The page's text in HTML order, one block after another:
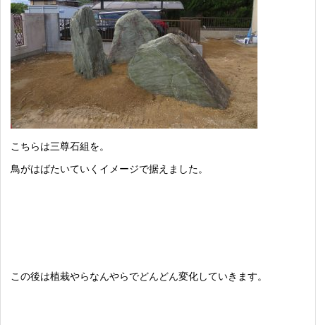
こちらは三尊石組を。
鳥がはばたいていくイメージで据えました。
この後は植栽やらなんやらでどんどん変化していきます。